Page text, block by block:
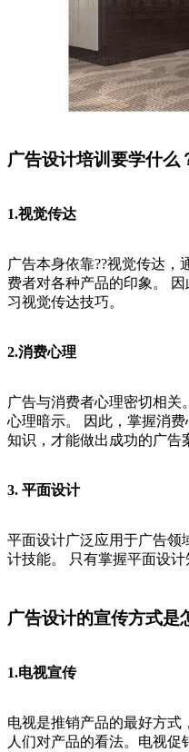
广告设计培训要学什么
1.视觉传达
广告本身依靠??视觉传达，
费者对各种产品的印象。
习视觉传达技巧。
2.消费心理
广告与消费者心理密切相关
心理暗示。 因此，掌握消
知识，才能做出成功的广告
3. 平面设计
平面设计广泛应用于广告领
计技能。 只有掌握平面设计
广告设计的宣传方式是
1.电视宣传
电视是推销产品的最好方式
人们对产品的看法。电视促